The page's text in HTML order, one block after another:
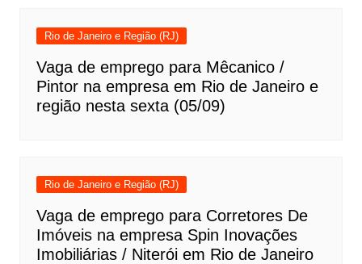
Rio de Janeiro e Região (RJ)
Vaga de emprego para Mêcanico /
Pintor na empresa em Rio de Janeiro e
região nesta sexta (05/09)
Rio de Janeiro e Região (RJ)
Vaga de emprego para Corretores De
Imóveis na empresa Spin Inovações
Imobiliárias / Niterói em Rio de Janeiro